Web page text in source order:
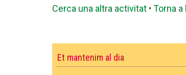
Cerca una altra activitat • Torna a
Et mantenim al dia
CONEIX FUNDESPLAI